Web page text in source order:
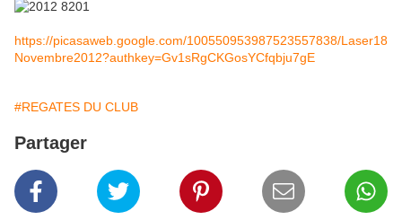
https://picasaweb.google.com/100550953987523557838/Laser18
Novembre2012?authkey=Gv1sRgCKGosYCfqbju7gE
#REGATES DU CLUB
Partager